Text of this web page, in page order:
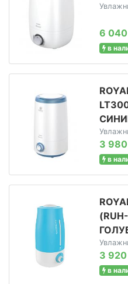
6 040
в
3 980
в
3 920
в